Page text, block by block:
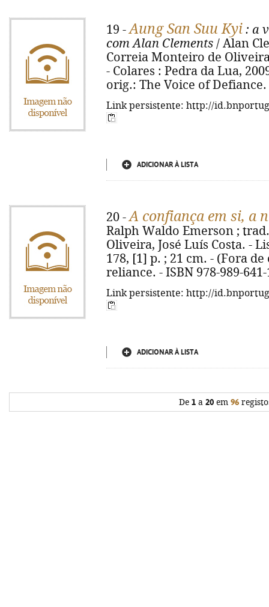
19 -Aung San Suu Kyi : a
com Alan Clements / Alan
Correia Monteiro de
- Colares : Pedra da Lua,
orig.: The Voice of Defiance.
Link persistente: http://
ADICIONAR À LISTA
20 -A confiança em si, a
Ralph Waldo Emerson ;
Oliveira, José Luís Costa. -
178, [1] p. ; 21 cm. - (Fora
reliance. - ISBN 978-989-641-
Link persistente: http://
ADICIONAR À LISTA
De 1a 20em 96